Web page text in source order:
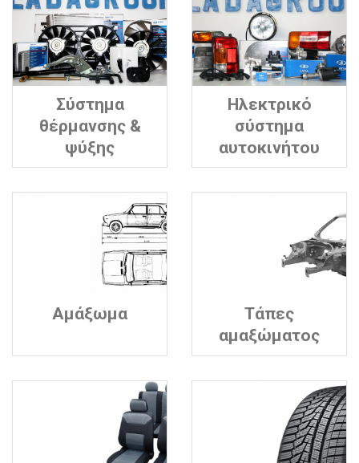
Σύστημα
θέρμανσης &
ψύξης
Ηλεκτρικό
σύστημα
αυτοκινήτου
Αμάξωμα
Τάπες
αμαξώματος